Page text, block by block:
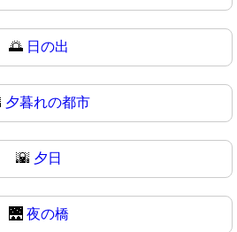
🌅 日の出
夕暮れの都市
🌇 夕日
🌉 夜の橋